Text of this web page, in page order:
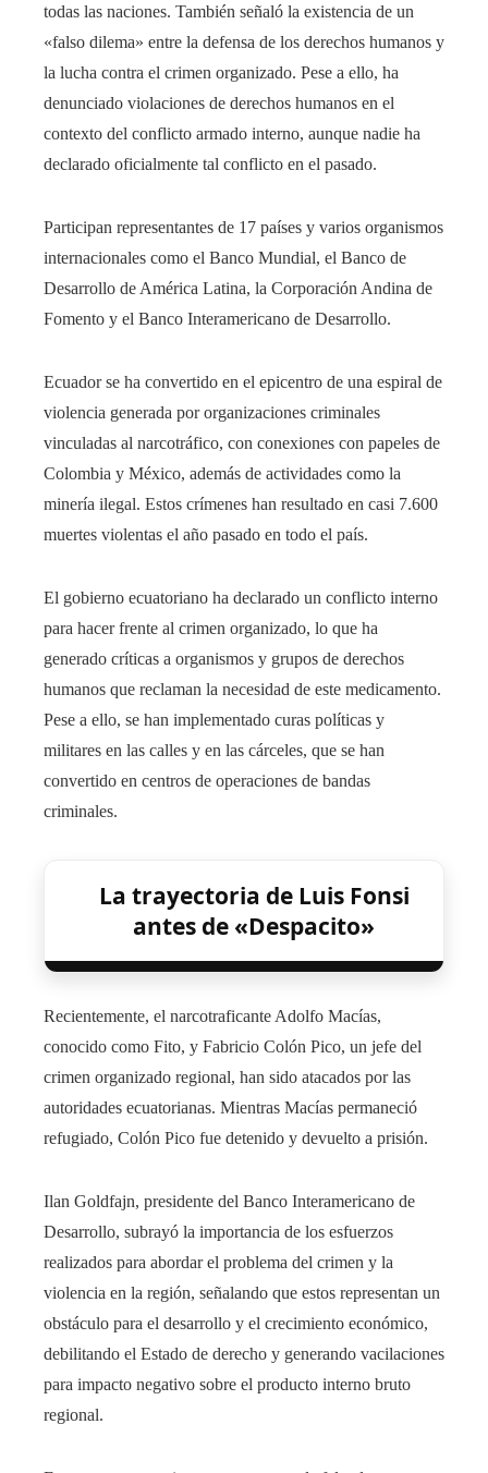
todas las naciones. También señaló la existencia de un
«falso dilema» entre la defensa de los derechos humanos y
la lucha contra el crimen organizado. Pese a ello, ha
denunciado violaciones de derechos humanos en el
contexto del conflicto armado interno, aunque nadie ha
declarado oficialmente tal conflicto en el pasado.
Participan representantes de 17 países y varios organismos
internacionales como el Banco Mundial, el Banco de
Desarrollo de América Latina, la Corporación Andina de
Fomento y el Banco Interamericano de Desarrollo.
Ecuador se ha convertido en el epicentro de una espiral de
violencia generada por organizaciones criminales
vinculadas al narcotráfico, con conexiones con papeles de
Colombia y México, además de actividades como la
minería ilegal. Estos crímenes han resultado en casi 7.600
muertes violentas el año pasado en todo el país.
El gobierno ecuatoriano ha declarado un conflicto interno
para hacer frente al crimen organizado, lo que ha
generado críticas a organismos y grupos de derechos
humanos que reclaman la necesidad de este medicamento.
Pese a ello, se han implementado curas políticas y
militares en las calles y en las cárceles, que se han
convertido en centros de operaciones de bandas
criminales.
La trayectoria de Luis Fonsi
antes de «Despacito»
Recientemente, el narcotraficante Adolfo Macías,
conocido como Fito, y Fabricio Colón Pico, un jefe del
crimen organizado regional, han sido atacados por las
autoridades ecuatorianas. Mientras Macías permaneció
refugiado, Colón Pico fue detenido y devuelto a prisión.
Ilan Goldfajn, presidente del Banco Interamericano de
Desarrollo, subrayó la importancia de los esfuerzos
realizados para abordar el problema del crimen y la
violencia en la región, señalando que estos representan un
obstáculo para el desarrollo y el crecimiento económico,
debilitando el Estado de derecho y generando vacilaciones
para impacto negativo sobre el producto interno bruto
regional.